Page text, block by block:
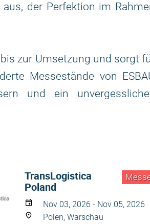
der Perfektion im
zur Umsetzung und sorgt
Messestände von
und ein
TransLogistica
Poland
Nov 03, 2026 - Nov 05, 2026
Polen, Warschau